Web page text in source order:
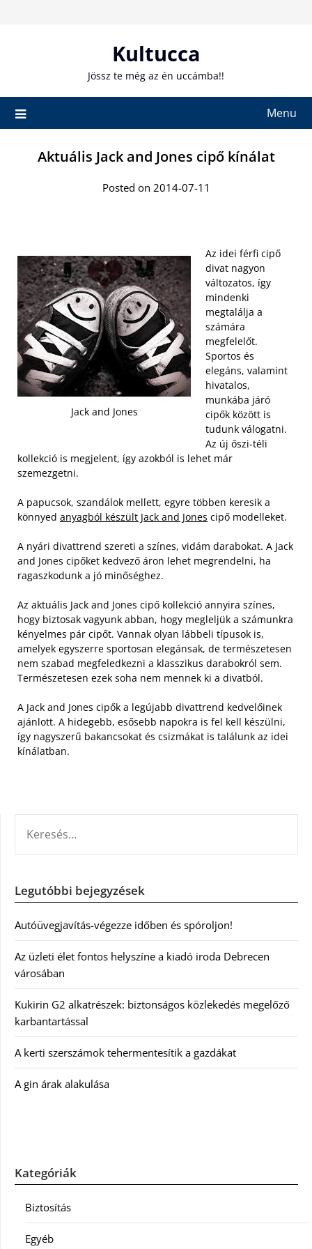
Kultucca
Jössz te még az én uccámba!!
Menu
Aktuális Jack and Jones cipő kínálat
Posted on 2014-07-11
Jack and Jones
Az idei férfi cipő
divat nagyon
változatos, így
mindenki
megtalálja a
számára
megfelelőt.
Sportos és
elegáns, valamint
hivatalos,
munkába járó
cipők között is
tudunk válogatni.
Az új őszi-téli
kollekció is megjelent, így azokból is lehet már
szemezgetni.
A papucsok, szandálok mellett, egyre többen keresik a
könnyed anyagból készült Jack and Jones cipő modelleket.
A nyári divattrend szereti a színes, vidám darabokat. A Jack
and Jones cipőket kedvező áron lehet megrendelni, ha
ragaszkodunk a jó minőséghez.
Az aktuális Jack and Jones cipő kollekció annyira színes,
hogy biztosak vagyunk abban, hogy megleljük a számunkra
kényelmes pár cipőt. Vannak olyan lábbeli típusok is,
amelyek egyszerre sportosan elegánsak, de természetesen
nem szabad megfeledkezni a klasszikus darabokról sem.
Természetesen ezek soha nem mennek ki a divatból.
A Jack and Jones cipők a legújabb divattrend kedvelőinek
ajánlott. A hidegebb, esősebb napokra is fel kell készülni,
így nagyszerű bakancsokat és csizmákat is találunk az idei
kínálatban.
Legutóbbi bejegyzések
Autóüvegjavítás-végezze időben és spóroljon!
Az üzleti élet fontos helyszíne a kiadó iroda Debrecen
városában
Kukirin G2 alkatrészek: biztonságos közlekedés megelőző
karbantartással
A kerti szerszámok tehermentesítik a gazdákat
A gin árak alakulása
Kategóriák
Biztosítás
Egyéb